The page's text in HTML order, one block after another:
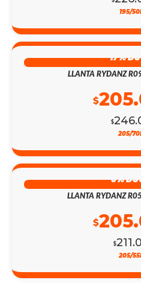
195/
17%
LLANTA RYDANZ
$
$
205/
3%
LLANTA RYDANZ
$
$
205/